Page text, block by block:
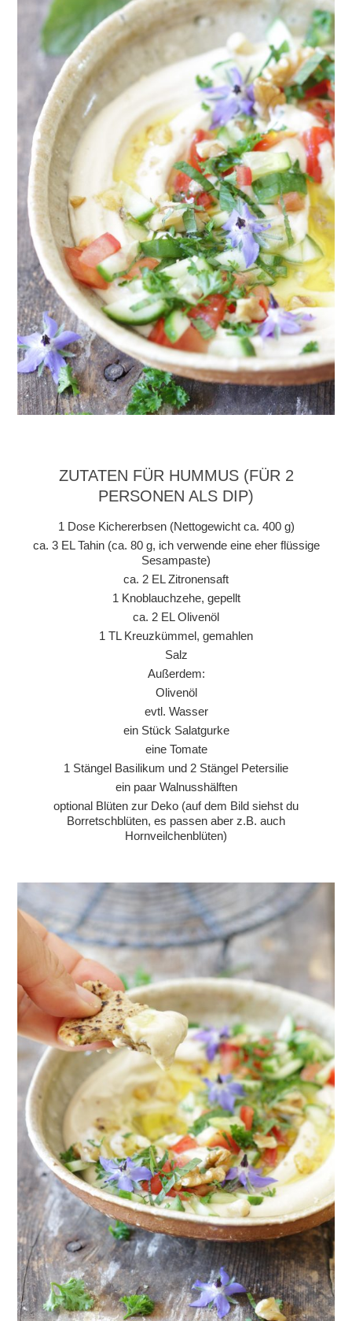
ZUTATEN FÜR HUMMUS (FÜR 2
PERSONEN ALS DIP)
1 Dose Kichererbsen (Nettogewicht ca. 400 g)
ca. 3 EL Tahin (ca. 80 g, ich verwende eine eher flüssige
Sesampaste)
ca. 2 EL Zitronensaft
1 Knoblauchzehe, gepellt
ca. 2 EL Olivenöl
1 TL Kreuzkümmel, gemahlen
Salz
Außerdem:
Olivenöl
evtl. Wasser
ein Stück Salatgurke
eine Tomate
1 Stängel Basilikum und 2 Stängel Petersilie
ein paar Walnusshälften
optional Blüten zur Deko (auf dem Bild siehst du
Borretschblüten, es passen aber z.B. auch
Hornveilchenblüten)